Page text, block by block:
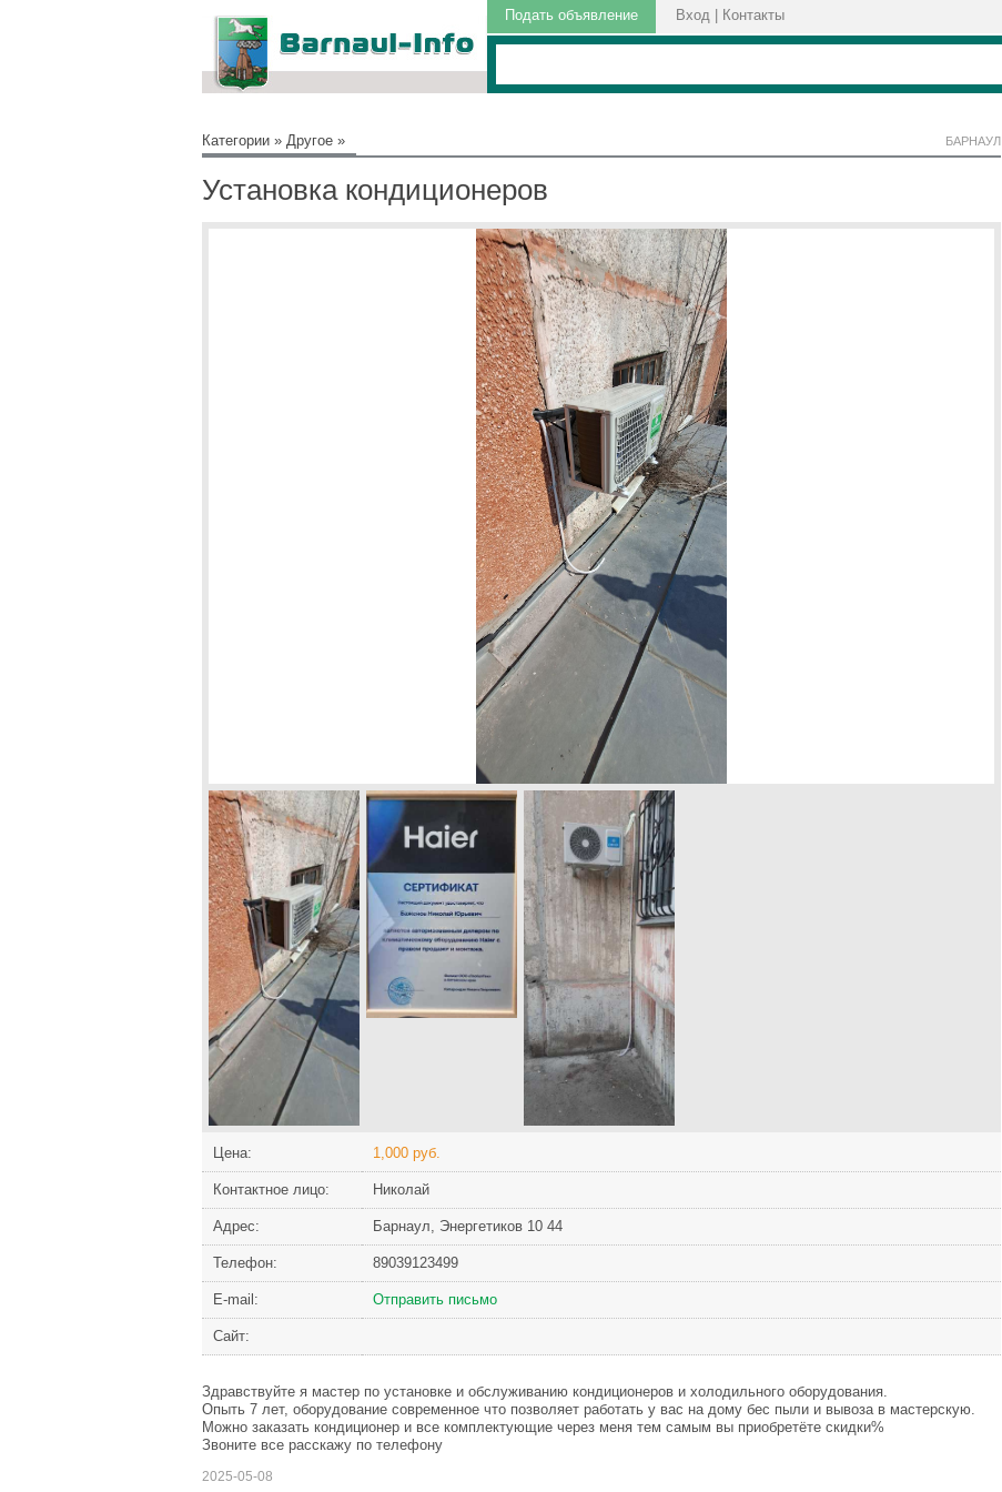
Подать объявление Вход Контакты
Категории » Другое » БАРНАУЛ
Установка кондиционеров
Цена: 1,000 руб.
Контактное лицо: Николай
Адрес: Барнаул, Энергетиков 10 44
Телефон: 89039123499
Е-mail: Отправить письмо
Сайт:
Здравствуйте я мастер по установке и обслуживанию кондициoнеpов и холодильного оборудования.
Опыть 7 лет, оборудование современное что позволяет работать у вас на дому бес пыли и вывоза в мастерскую.
Можно заказать кондиционер и все комплектующие через меня тем самым вы приобретёте скидки%
Звоните все расскажу по телефону
2025-05-08